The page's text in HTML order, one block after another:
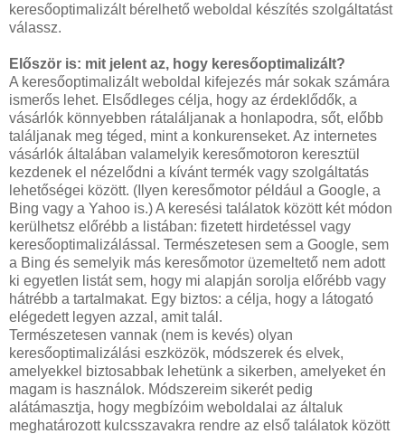
keresőoptimalizált bérelhető weboldal készítés szolgáltatást
válassz.
Először is: mit jelent az, hogy keresőoptimalizált?
A keresőoptimalizált weboldal kifejezés már sokak számára
ismerős lehet. Elsődleges célja, hogy az érdeklődők, a
vásárlók könnyebben rátaláljanak a honlapodra, sőt, előbb
találjanak meg téged, mint a konkurenseket. Az internetes
vásárlók általában valamelyik keresőmotoron keresztül
kezdenek el nézelődni a kívánt termék vagy szolgáltatás
lehetőségei között. (Ilyen keresőmotor például a Google, a
Bing vagy a Yahoo is.) A keresési találatok között két módon
kerülhetsz előrébb a listában: fizetett hirdetéssel vagy
keresőoptimalizálással. Természetesen sem a Google, sem
a Bing és semelyik más keresőmotor üzemeltető nem adott
ki egyetlen listát sem, hogy mi alapján sorolja előrébb vagy
hátrébb a tartalmakat. Egy biztos: a célja, hogy a látogató
elégedett legyen azzal, amit talál.
Természetesen vannak (nem is kevés) olyan
keresőoptimalizálási eszközök, módszerek és elvek,
amelyekkel biztosabbak lehetünk a sikerben, amelyeket én
magam is használok. Módszereim sikerét pedig
alátámasztja, hogy megbízóim weboldalai az általuk
meghatározott kulcsszavakra rendre az első találatok között